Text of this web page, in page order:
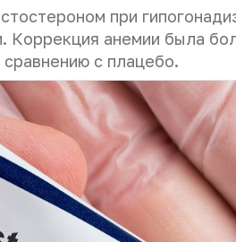
при
Коррекция анемии была
с плацебо.